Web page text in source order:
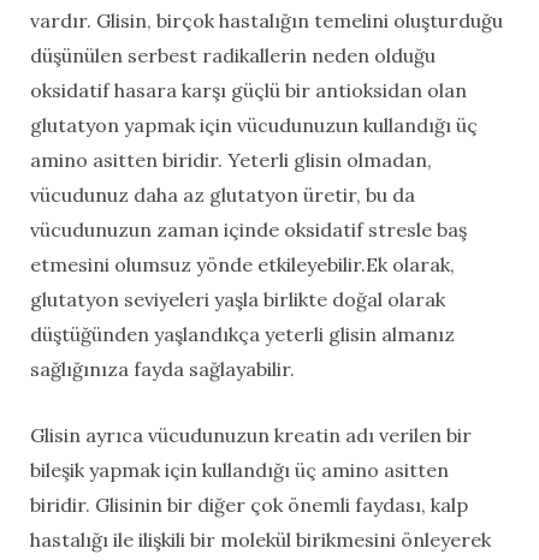
vardır. Glisin, birçok hastalığın temelini oluşturduğu
düşünülen serbest radikallerin neden olduğu
oksidatif hasara karşı güçlü bir antioksidan olan
glutatyon yapmak için vücudunuzun kullandığı üç
amino asitten biridir. Yeterli glisin olmadan,
vücudunuz daha az glutatyon üretir, bu da
vücudunuzun zaman içinde oksidatif stresle baş
etmesini olumsuz yönde etkileyebilir.Ek olarak,
glutatyon seviyeleri yaşla birlikte doğal olarak
düştüğünden yaşlandıkça yeterli glisin almanız
sağlığınıza fayda sağlayabilir.
Glisin ayrıca vücudunuzun kreatin adı verilen bir
bileşik yapmak için kullandığı üç amino asitten
biridir. Glisinin bir diğer çok önemli faydası, kalp
hastalığı ile ilişkili bir molekül birikmesini önleyerek